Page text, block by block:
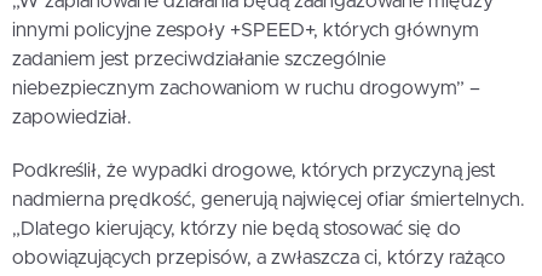
innymi policyjne zespoły +SPEED+, których głównym
zadaniem jest przeciwdziałanie szczególnie
niebezpiecznym zachowaniom w ruchu drogowym” –
zapowiedział.
Podkreślił, że wypadki drogowe, których przyczyną jest
nadmierna prędkość, generują najwięcej ofiar śmiertelnych.
„Dlatego kierujący, którzy nie będą stosować się do
obowiązujących przepisów, a zwłaszcza ci, którzy rażąco